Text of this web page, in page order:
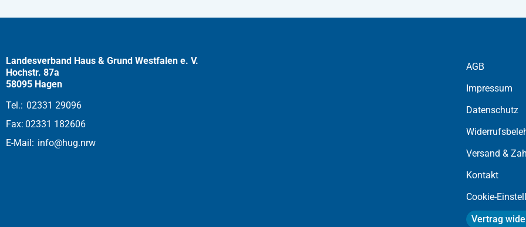
Landesverband Haus & Grund Westfalen e. V.
Hochstr. 87a
58095 Hagen
Tel.: 02331 29096
Fax: 02331 182606
E-Mail: info@hug.nrw
AGB
Impressum
Datenschutz
Versand &
Kontakt
Cookie-
Vertrag